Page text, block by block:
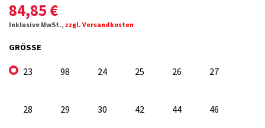
84,85 €
Inklusive MwSt., zzgl. Versandkosten
GRÖSSE
23 98 24 25 26 27
28 29 30 42 44 46